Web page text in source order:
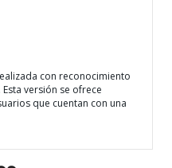
con reconocimiento
versión se ofrece
que cuentan con una